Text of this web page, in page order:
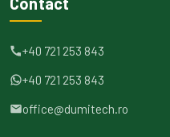
+40 721 253 843
+40 721 253 843
office@dumitech.ro